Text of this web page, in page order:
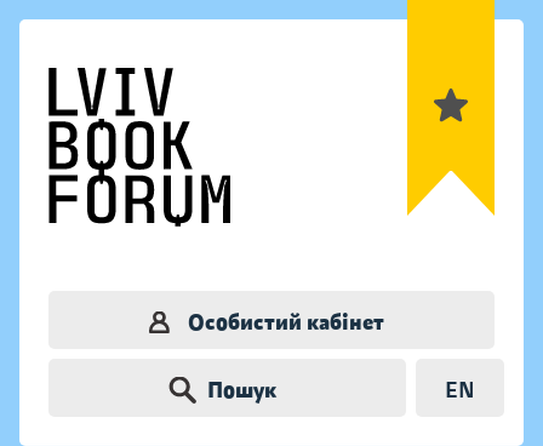
Особистий кабінет
Пошук EN